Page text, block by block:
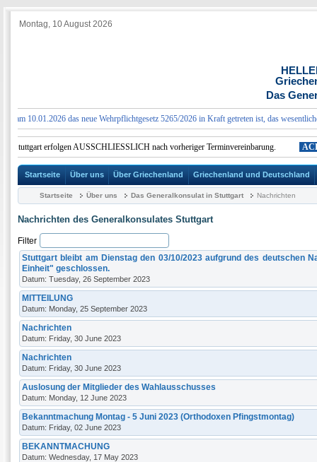
Montag, 10 August 2026
Das
10.01.2026 das neue Wehrpflichtgesetz 5265/2026 in Kraft getreten ist, das wesentliche
erfolgen AUSSCHLIESSLICH nach vorheriger Terminvereinbarung.
Startseite Über uns Über Griechenland Griechenland und Deutschland
Startseite Über uns Das Generalkonsulat in Stuttgart Nachrichten
Nachrichten des Generalkonsulates Stuttgart
Filter
Stuttgart bleibt am Dienstag den 03/10/2023 aufgrund des deutschen
Einheit" geschlossen.
Datum: Tuesday, 26 September 2023
MITTEILUNG
Datum: Monday, 25 September 2023
Nachrichten
Datum: Friday, 30 June 2023
Nachrichten
Datum: Friday, 30 June 2023
Auslosung der Mitglieder des Wahlausschusses
Datum: Monday, 12 June 2023
Bekanntmachung Montag - 5 Juni 2023 (Orthodoxen Pfingstmontag)
Datum: Friday, 02 June 2023
BEKANNTMACHUNG
Datum: Wednesday, 17 May 2023